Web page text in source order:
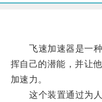
飞速加速器是一种
挥自己的潜能，并让
加速力。
这个装置通过为人